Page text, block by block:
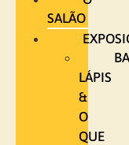
SALÃO
LÁPIS
&
O
QUE